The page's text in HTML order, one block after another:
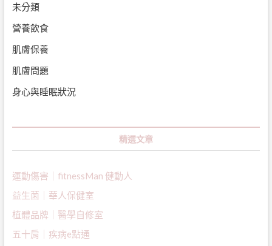
未分類
營養飲食
肌膚保養
肌膚問題
身心與睡眠狀況
精選文章
運動傷害｜fitnessMan 健動人
益生菌｜ 華人保健室
植體品牌｜醫學自修室
五十肩｜疾病e點通